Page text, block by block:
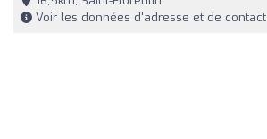
Voir les données d'adresse et de contact